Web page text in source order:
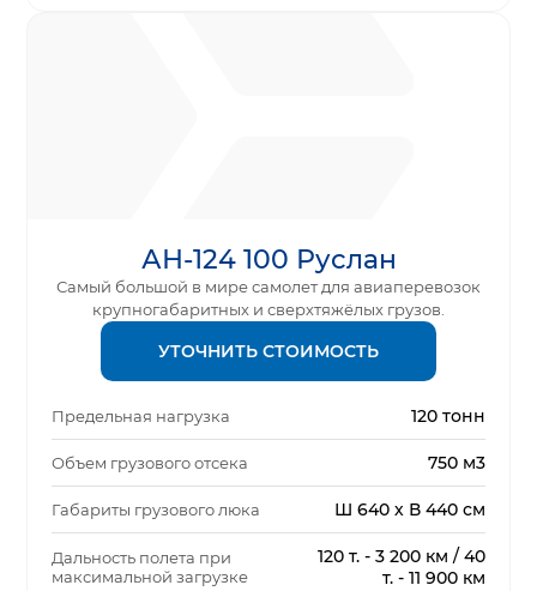
АН-124 100 Руслан
Самый большой в мире самолет для авиаперевозок
крупногабаритных и сверхтяжёлых грузов.
УТОЧНИТЬ СТОИМОСТЬ
Предельная нагрузка 120 тонн
Объем грузового отсека 750 м3
Габариты грузового люка Ш 640 х В 440 см
Дальность полета при
максимальной загрузке
120 т. - 3 200 км / 40
т. - 11 900 км